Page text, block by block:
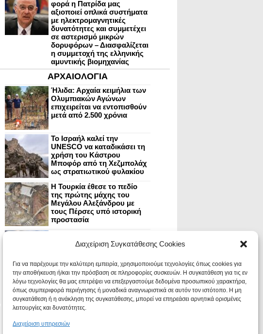
Διαχείριση Συγκατάθεσης Cookies
Για να παρέχουμε την καλύτερη εμπειρία, χρησιμοποιούμε τεχνολογίες όπως cookies για
την αποθήκευση ή/και την πρόσβαση σε πληροφορίες συσκευών. Η συγκατάθεση για τις εν
λόγω τεχνολογίες θα μας επιτρέψει να επεξεργαστούμε δεδομένα προσωπικού χαρακτήρα,
όπως συμπεριφορά περιήγησης ή μοναδικά αναγνωριστικά σε αυτόν τον ιστότοπο. Η μη
συγκατάθεση ή η ανάκληση της συγκατάθεσης, μπορεί να επηρεάσει αρνητικά ορισμένες
λειτουργίες και δυνατότητες.
Διαχείριση υπηρεσιών
φορά η Πατρίδα μας
αξιοποιεί οπλικά συστήματα
με ηλεκτρομαγνητικές
δυνατότητες και συμμετέχει
σε αστερισμό μικρών
δορυφόρων – Διασφαλίζεται
η συμμετοχή της ελληνικής
αμυντικής βιομηχανίας
ΑΡΧΑΙΟΛΟΓΙΑ
Ήλιδα: Αρχαία κειμήλια των
Ολυμπιακών Αγώνων
επιχειρείται να εντοπισθούν
μετά από 2.500 χρόνια
Το Ισραήλ καλεί την
UNESCO να καταδικάσει τη
χρήση του Κάστρου
Μποφόρ από τη Χεζμπολάχ
ως στρατιωτικού φυλακίου
Η Τουρκία έθεσε το πεδίο
της πρώτης μάχης του
Μεγάλου Αλεξάνδρου με
τους Πέρσες υπό ιστορική
προστασία
ανακτόρου στην
στο Παλάτι των Δεσποτών
Οι Νεάντερταλ έκαναν
οδοντιατρικές επεμβάσεις σε
χαλασμένα δόντια, σύμφωνα
με ευρήματα